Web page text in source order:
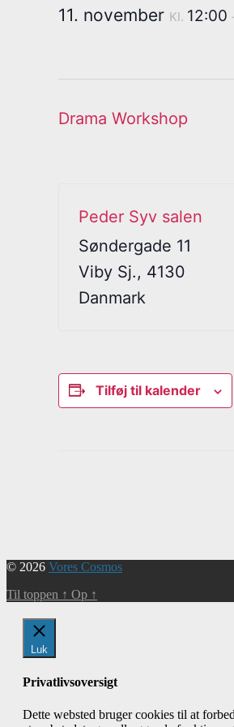
11. november Kl. 12:00
Drama Workshop
Peder Syv salen
Søndergade 11
Viby Sj., 4130
Danmark
Tilføj til kalender
© 2026 Vores Cosmos
Til toppen ↑ Op ↑
Luk
Privatlivsoversigt
Dette websted bruger cookies til at